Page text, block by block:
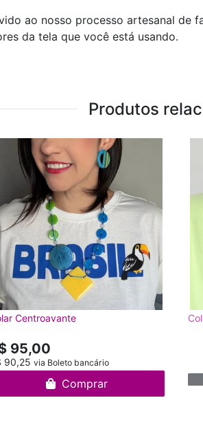
ao nosso processo artesanal de
da tela que você está usando.
Produtos
Centroavante
95,00
90,25 via Boleto bancário
Comprar